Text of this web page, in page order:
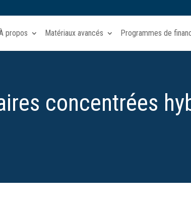
propos Matériaux avancés Programmes de
concentrées